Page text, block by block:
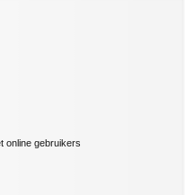
online gebruikers